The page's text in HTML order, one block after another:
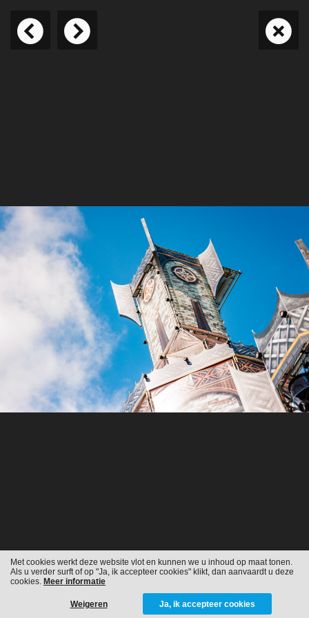
Met cookies werkt deze website vlot en kunnen we u inhoud op maat tonen.
Als u verder surft of op "Ja, ik accepteer cookies" klikt, dan aanvaardt u deze
cookies. Meer informatie
Weigeren Ja, ik accepteer cookies